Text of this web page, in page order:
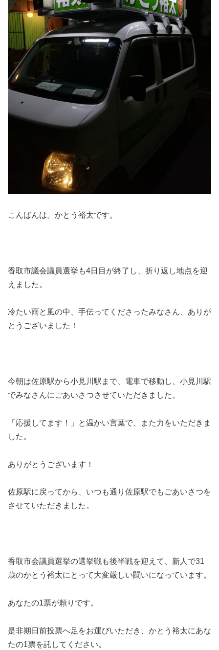
こんばんは。かとう裕太です。
香取市議会議員選挙も4日目が終了し、折り返し地点を迎
えました。
冷たい雨と風の中、手伝ってくださったみなさん、ありが
とうございました！
今朝は佐原駅から小見川駅まで、電車で移動し、小見川駅
でみなさんにごあいさつさせていただきました。
「応援してます！」と温かい言葉で、また力をいただきま
した。
ありがとうございます！
佐原駅に戻ってから、いつも通り佐原駅でもごあいさつを
させていただきました。
香取市会議員選挙の選挙戦も後半戦を迎えて、新人で31
歳のかとう裕太にとって大変厳しい闘いになっています。
あなたの1票が頼りです。
是非期日前投票へ足をお運びいただき、かとう裕太にあな
たの1票を託してください。